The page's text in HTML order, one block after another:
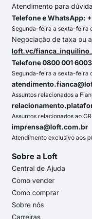
Atendimento para
Telefone e WhatsApp:
Segunda-feira a sexta-feira
Negociação de taxa ou
loft.vc/
Telefone 0800 001 6003
Segunda-feira a sexta-feira
Assuntos relacionados a
Assuntos relacionados ao
imprensa@loft.com.br
Atendimento exclusivo aos
Sobre a Loft
Central de Ajuda
Como vender
Como comprar
Sobre nós
Carreiras